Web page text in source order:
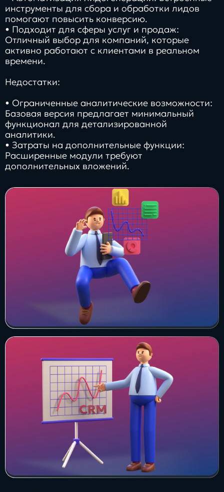
инструменты для сбора и обработки лидов
помогают повысить конверсию.
• Подходит для сферы услуг и продаж:
Отличный выбор для компаний, которые
активно работают с клиентами в реальном
времени.
Недостатки:
• Ограниченные аналитические возможности:
Базовая версия предлагает минимальный
функционал для детализированной
аналитики.
• Затраты на дополнительные функции:
Расширенные модули требуют
дополнительных вложений.